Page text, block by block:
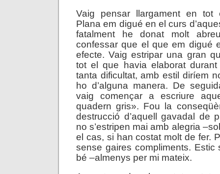
Vaig pensar llargament en tot
Plana em digué en el curs
fatalment he donat molt
confessar que el que em digué
efecte. Vaig estripar una gran
tot el que havia elaborat
tanta dificultat, amb estil diríem
ho d’alguna manera. De
vaig començar a escriure
quadern gris». Fou la
destrucció d’aquell gavadal de
no s’estripen mai amb alegria
el cas, si han costat molt de fer.
sense gaires compliments. Estic
bé –almenys per mi mateix.